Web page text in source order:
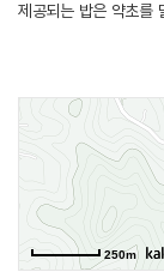
제공되는 밥은 약초를
밑반찬이 함께 차려
자극적이지 않고 담백
250m